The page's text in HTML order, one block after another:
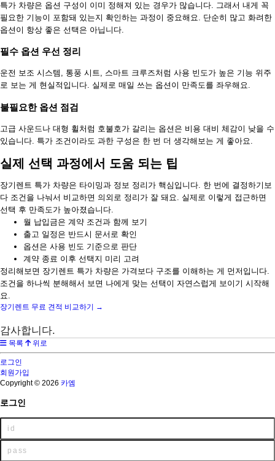
특가 차량은 옵션 구성이 이미 정해져 있는 경우가 많습니다. 그래서 내게 꼭
필요한 기능이 포함돼 있는지 확인하는 과정이 중요해요. 단순히 많고 화려한
옵션이 항상 좋은 선택은 아닙니다.
필수 옵션 우선 정리
운전 보조 시스템, 통풍 시트, 스마트 크루즈처럼 사용 빈도가 높은 기능 위주
로 보는 게 현실적입니다. 실제로 매일 쓰는 옵션이 만족도를 좌우해요.
불필요한 옵션 점검
고급 사운드나 대형 휠처럼 호불호가 갈리는 옵션은 비용 대비 체감이 낮을 수
있습니다. 특가 조건이라도 과한 구성은 한 번 더 생각해보는 게 좋아요.
실제 선택 과정에서 도움 되는 팁
장기렌트 특가 차량은 타이밍과 정보 정리가 핵심입니다. 한 번에 결정하기보
다 조건을 나눠서 비교하면 의외로 정리가 잘 돼요. 실제로 이렇게 접근하면
선택 후 만족도가 높아졌습니다.
월 납입금은 계약 조건과 함께 보기
출고 일정은 반드시 문서로 확인
옵션은 사용 빈도 기준으로 판단
계약 종료 이후 선택지 미리 고려
정리해보면 장기렌트 특가 차량은 가격보다 구조를 이해하는 게 먼저입니다.
조건을 하나씩 분해해서 보면 나에게 맞는 선택이 자연스럽게 보이기 시작해
요.
장기렌트 무료 견적 비교하기 →
감사합니다.
목록 위로
로그인
회원가입
Copyright © 2026 카엠
로그인